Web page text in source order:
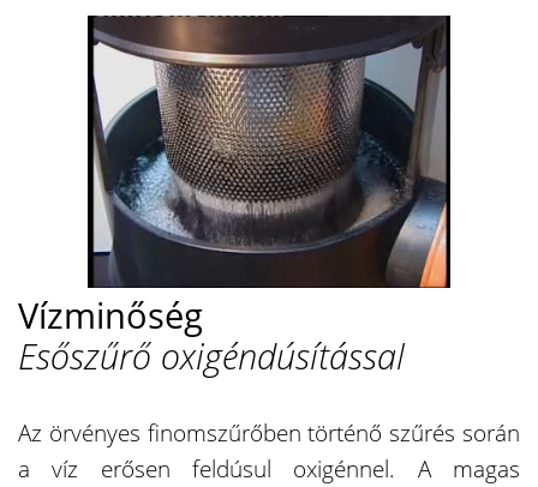
Vízminőség
Esőszűrő oxigéndúsítással
Az örvényes finomszűrőben történő szűrés során
a víz erősen feldúsul oxigénnel. A magas